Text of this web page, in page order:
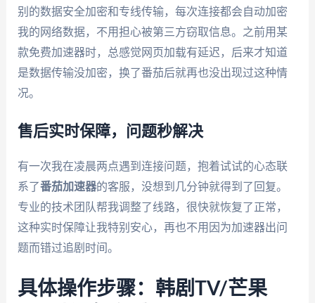
别的数据安全加密和专线传输，每次连接都会自动加密
我的网络数据，不用担心被第三方窃取信息。之前用某
款免费加速器时，总感觉网页加载有延迟，后来才知道
是数据传输没加密，换了番茄后就再也没出现过这种情
况。
售后实时保障，问题秒解决
有一次我在凌晨两点遇到连接问题，抱着试试的心态联
系了番茄加速器的客服，没想到几分钟就得到了回复。
专业的技术团队帮我调整了线路，很快就恢复了正常，
这种实时保障让我特别安心，再也不用因为加速器出问
题而错过追剧时间。
具体操作步骤：韩剧TV/芒果